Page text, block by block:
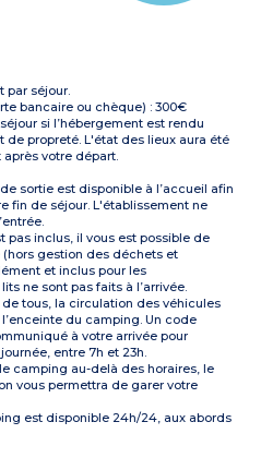
par séjour.
bancaire ou chèque) : 300€
si l’hébergement est rendu
propreté. L'état des lieux aura été
votre départ.
sortie est disponible à l’accueil afin
fin de séjour. L'établissement ne
pas inclus, il vous est possible de
gestion des déchets et
et inclus pour les
ne sont pas faits à l’arrivée.
tous, la circulation des véhicules
du camping. Un code
à votre arrivée pour
entre 7h et 23h.
camping au-delà des horaires, le
vous permettra de garer votre
est disponible 24h/24, aux abords